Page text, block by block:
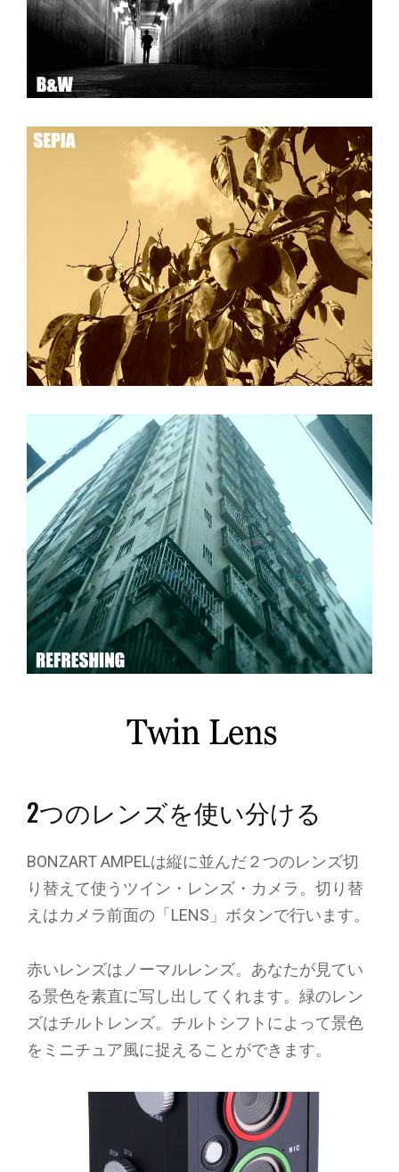
2つのレンズを使い分ける
BONZART AMPELは縦に並んだ２つのレンズ切
り替えて使うツイン・レンズ・カメラ。切り替
えはカメラ前面の「LENS」ボタンで行います。
赤いレンズはノーマルレンズ。あなたが見てい
る景色を素直に写し出してくれます。緑のレン
ズはチルトレンズ。チルトシフトによって景色
をミニチュア風に捉えることができます。